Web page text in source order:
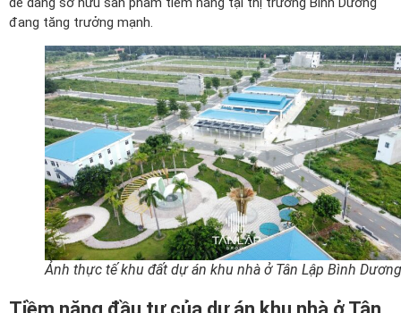
đang tăng trưởng mạnh.
Ảnh thực tế khu đất dự án khu nhà ở Tân Lập Bình Dương